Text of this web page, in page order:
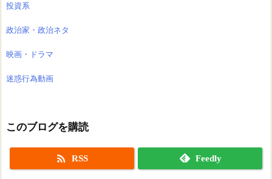
投資系
政治家・政治ネタ
映画・ドラマ
迷惑行為動画
このブログを購読
 RSS Feedly